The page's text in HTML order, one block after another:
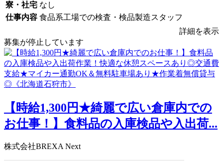
寮・社宅 なし
仕事内容 食品系工場での検査・検品製造スタッフ
詳細を表示
募集が停止しています
【時給1,300円★綺麗で広い倉庫内での
お仕事！】食料品の入庫検品や入出荷...
株式会社BREXA Next